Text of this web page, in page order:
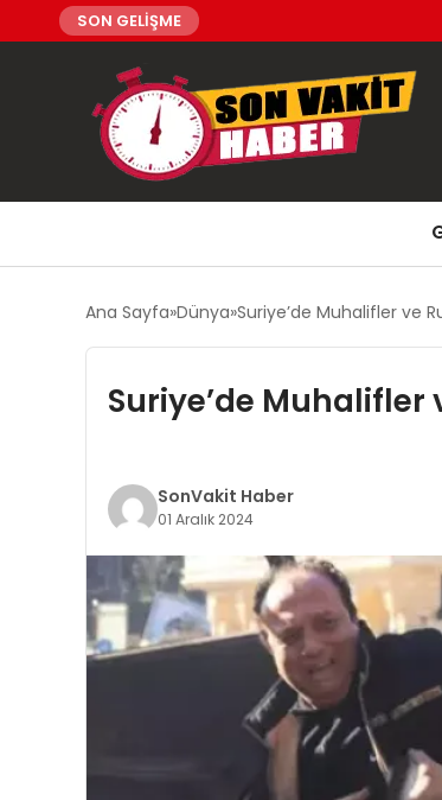
SON GELİŞME
Ana Sayfa Dünya Suriye’de Muhalifler ve
Suriye’de Muhalifler
SonVakit Haber
01 Aralık 2024